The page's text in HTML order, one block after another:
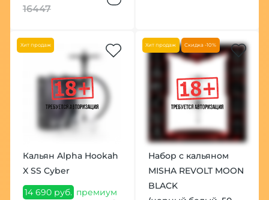
16447
Хит продаж
Кальян Alpha Hookah
X SS Cyber
14 690 руб. премиум
Хит продаж Скидка -10%
Набор с кальяном
MISHA REVOLT MOON
BLACK